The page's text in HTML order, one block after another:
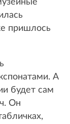
пришлось
А
будет сам
Он